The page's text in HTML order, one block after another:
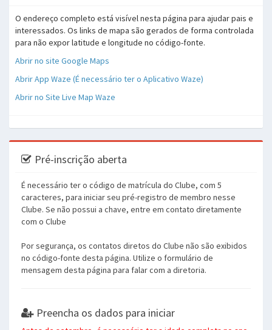
O endereço completo está visível nesta página para ajudar pais e
interessados. Os links de mapa são gerados de forma controlada
para não expor latitude e longitude no código-fonte.
Abrir no site Google Maps
Abrir App Waze (É necessário ter o Aplicativo Waze)
Abrir no Site Live Map Waze
Pré-inscrição aberta
É necessário ter o código de matrícula do Clube, com 5
caracteres, para iniciar seu pré-registro de membro nesse
Clube. Se não possui a chave, entre em contato diretamente
com o Clube
Por segurança, os contatos diretos do Clube não são exibidos
no código-fonte desta página. Utilize o formulário de
mensagem desta página para falar com a diretoria.
Preencha os dados para iniciar